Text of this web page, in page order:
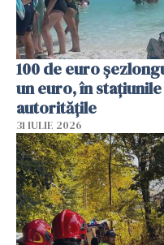
100 de euro
un euro, în
autoritățile
31 IULIE 2026